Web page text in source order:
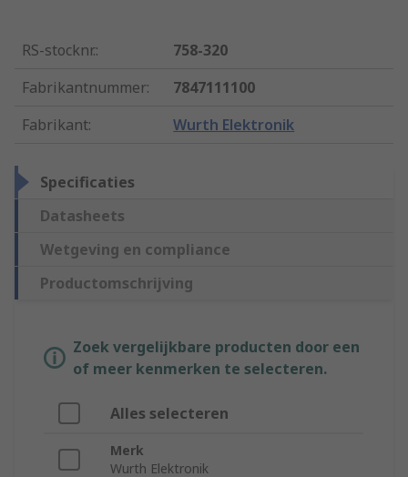
RS-stocknr.:
758-320
Fabrikantnummer:
7847111100
Fabrikant: Wurth Elektronik
Specificaties
Datasheets
Wetgeving en compliance
Productomschrijving
Zoek vergelijkbare producten door een
of meer kenmerken te selecteren.
Alles selecteren
Merk
Wurth Elektronik